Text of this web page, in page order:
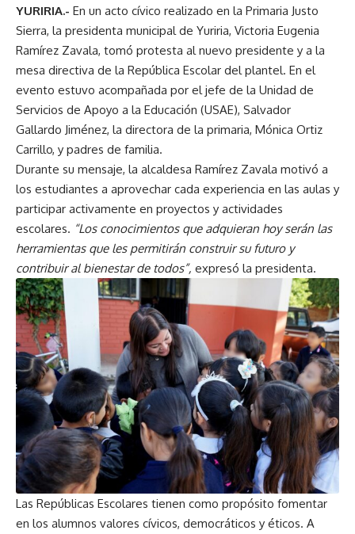
YURIRIA.- En un acto cívico realizado en la Primaria Justo
Sierra, la presidenta municipal de Yuriria, Victoria Eugenia
Ramírez Zavala, tomó protesta al nuevo presidente y a la
mesa directiva de la República Escolar del plantel. En el
evento estuvo acompañada por el jefe de la Unidad de
Servicios de Apoyo a la Educación (USAE), Salvador
Gallardo Jiménez, la directora de la primaria, Mónica Ortiz
Carrillo, y padres de familia.
Durante su mensaje, la alcaldesa Ramírez Zavala motivó a
los estudiantes a aprovechar cada experiencia en las aulas y
participar activamente en proyectos y actividades
escolares. “Los conocimientos que adquieran hoy serán las
herramientas que les permitirán construir su futuro y
contribuir al bienestar de todos”, expresó la presidenta.
Las Repúblicas Escolares tienen como propósito fomentar
en los alumnos valores cívicos, democráticos y éticos. A